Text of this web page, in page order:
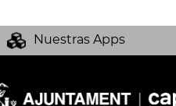
Nuestras Apps